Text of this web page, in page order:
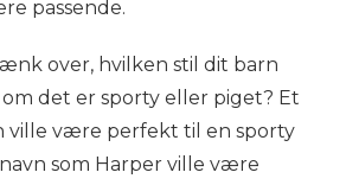
passende.
over, hvilken stil dit barn
det er sporty eller piget? Et
ville være perfekt til en sporty
som Harper ville være